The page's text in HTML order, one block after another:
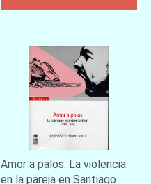
Amor a palos: La violencia
en la pareja en Santiago